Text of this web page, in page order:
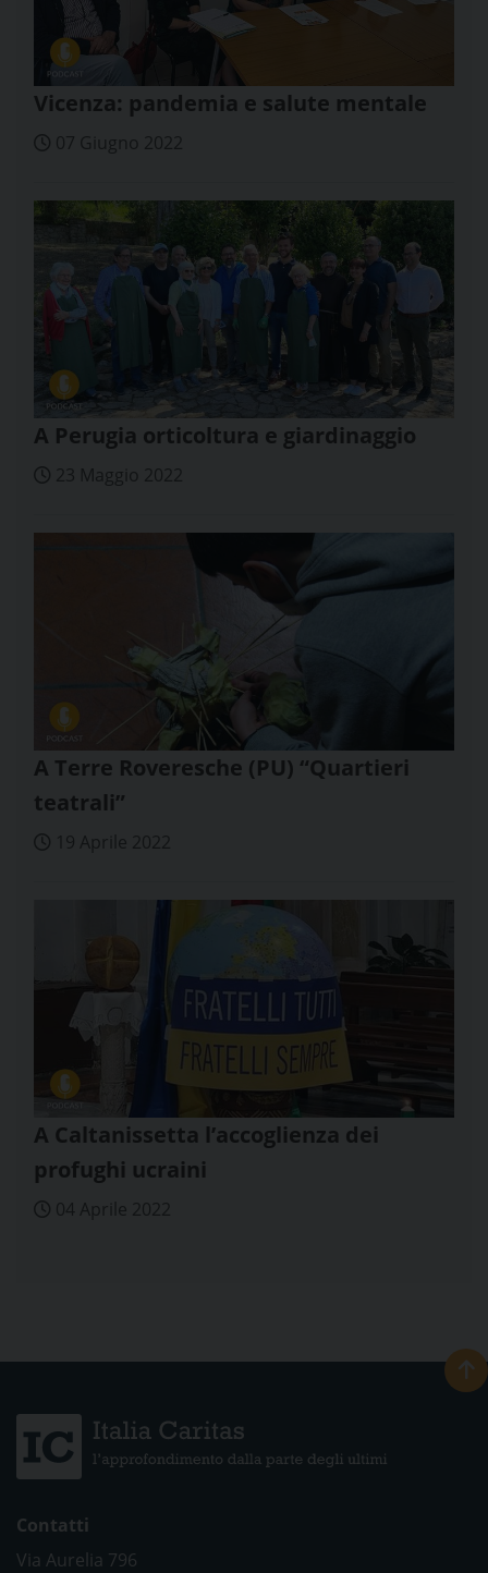
Vicenza: pandemia e salute mentale
07 Giugno 2022
A Perugia orticoltura e giardinaggio
23 Maggio 2022
A Terre Roveresche (PU) “Quartieri
teatrali”
19 Aprile 2022
A Caltanissetta l’accoglienza dei
profughi ucraini
04 Aprile 2022
Contatti
Via Aurelia 796